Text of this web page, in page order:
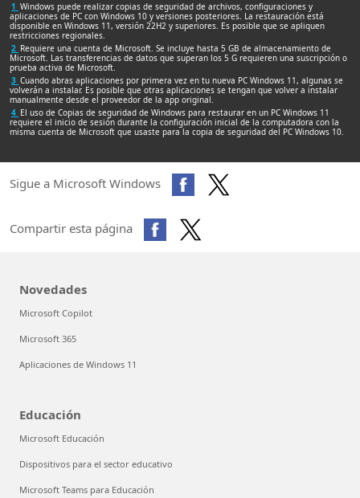
1 Windows puede realizar copias de seguridad de archivos, configuraciones y
aplicaciones de PC con Windows 10 y versiones posteriores. La restauración está
disponible en Windows 11, versión 22H2 y superiores. Es posible que se apliquen
restricciones regionales.
2 Requiere una cuenta de Microsoft. Se incluye hasta 5 GB de almacenamiento de
Microsoft. Las transferencias de datos que superan los 5 G requieren una suscripción o
prueba activa de Microsoft.
3 Cuando abras aplicaciones por primera vez en tu nueva PC Windows 11, algunas se
volverán a instalar. Es posible que otras aplicaciones se tengan que volver a instalar
manualmente desde el proveedor de la app original.
4 El uso de Copias de seguridad de Windows para restaurar en un PC Windows 11
requiere el inicio de sesión durante la configuración inicial de la computadora con la
misma cuenta de Microsoft que usaste para la copia de seguridad del PC Windows 10.
Sigue a Microsoft Windows
Compartir esta página
Novedades
Microsoft Copilot
Microsoft 365
Aplicaciones de Windows 11
Educación
Microsoft Educación
Dispositivos para el sector educativo
Microsoft Teams para Educación